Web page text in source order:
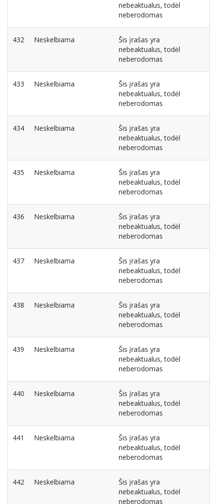
nebeaktualus, todėl
neberodomas
432 Neskelbiama
Šis įrašas yra
nebeaktualus, todėl
neberodomas
433 Neskelbiama
Šis įrašas yra
nebeaktualus, todėl
neberodomas
434 Neskelbiama
Šis įrašas yra
nebeaktualus, todėl
neberodomas
435 Neskelbiama
Šis įrašas yra
nebeaktualus, todėl
neberodomas
436 Neskelbiama
Šis įrašas yra
nebeaktualus, todėl
neberodomas
437 Neskelbiama
Šis įrašas yra
nebeaktualus, todėl
neberodomas
438 Neskelbiama
Šis įrašas yra
nebeaktualus, todėl
neberodomas
439 Neskelbiama
Šis įrašas yra
nebeaktualus, todėl
neberodomas
440 Neskelbiama
Šis įrašas yra
nebeaktualus, todėl
neberodomas
441 Neskelbiama
Šis įrašas yra
nebeaktualus, todėl
neberodomas
442 Neskelbiama
Šis įrašas yra
nebeaktualus, todėl
neberodomas